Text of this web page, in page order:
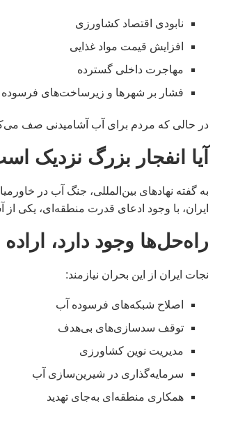
نابودی اقتصاد کشاورزی
افزایش قیمت مواد غذایی
مهاجرت داخلی گسترده
فشار بر شهرها و زیرساخت‌های فرسوده
در حالی‌ که مردم برای آب آشامیدنی صف
آیا انفجار بزرگ نزدیک
به گفته نهادهای بین‌المللی، جنگ آب در
ایران، با وجود ادعای قدرت منطقه‌ای، یکی
راه‌حل‌ها وجود دارد، اراده
نجات ایران از این بحران نیازمند:
اصلاح شبکه‌های فرسوده آب
توقف سدسازی‌های بی‌هدف
مدیریت نوین کشاورزی
سرمایه‌گذاری در شیرین‌سازی آب
همکاری منطقه‌ای به‌جای تهدید